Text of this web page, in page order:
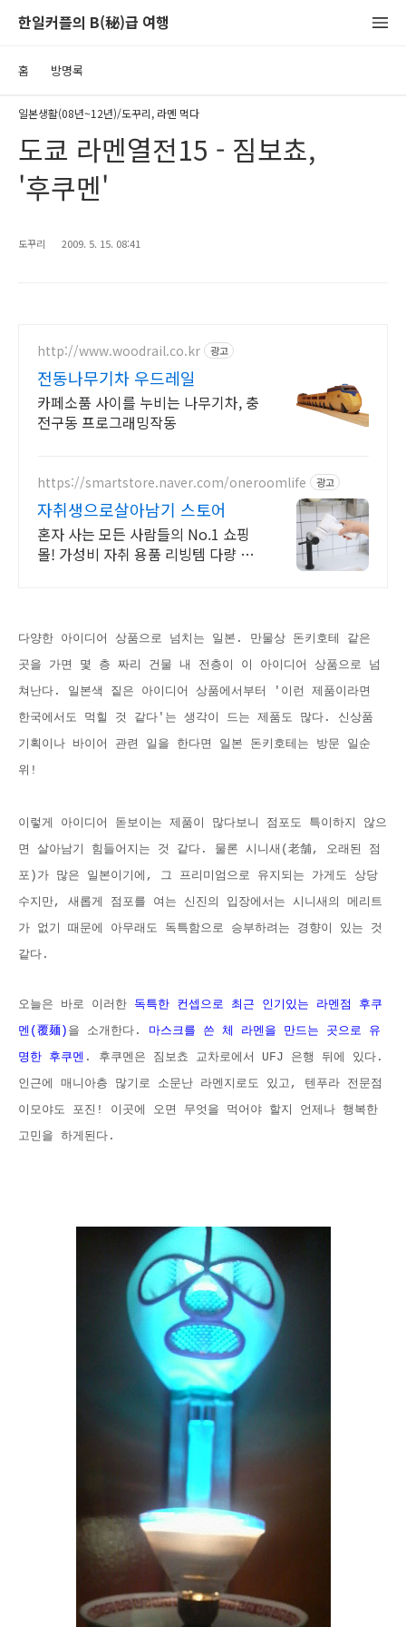
한일커플의 B(秘)급 여행
홈 방명록
일본생활(08년~12년)/도꾸리, 라멘 먹다
도쿄 라멘열전15 - 짐보쵸,
'후쿠멘'
도꾸리 2009. 5. 15. 08:41
http://www.woodrail.co.kr 광고
전동나무기차 우드레일
카페소품 사이를 누비는 나무기차, 충
전구동 프로그래밍작동
https://smartstore.naver.com/oneroomlife 광고
자취생으로살아남기 스토어
혼자 사는 모든 사람들의 No.1 쇼핑
몰! 가성비 자취 용품 리빙템 다량 입
다양한 아이디어 상품으로 넘치는 일본. 만물상 돈키호테 같은
곳을 가면 몇 층 짜리 건물 내 전층이 이 아이디어 상품으로 넘
쳐난다. 일본색 짙은 아이디어 상품에서부터 '이런 제품이라면
한국에서도 먹힐 것 같다'는 생각이 드는 제품도 많다. 신상품
기획이나 바이어 관련 일을 한다면 일본 돈키호테는 방문 일순
위!
이렇게 아이디어 돋보이는 제품이 많다보니 점포도 특이하지 않으
면 살아남기 힘들어지는 것 같다. 물론 시니새( 老舗, 오래된 점
포)가 많은 일본이기에, 그 프리미엄으로 유지되는 가게도 상당
수지만, 새롭게 점포를 여는 신진의 입장에서는 시니새의 메리트
가 없기 때문에 아무래도 독특함으로 승부하려는 경향이 있는 것
같다.
오늘은 바로 이러한 독특한 컨셉으로 최근 인기있는 라멘점 후쿠
멘(覆麺) 을 소개한다. 마스크를 쓴 체 라멘을 만드는 곳으로 유
명한 후쿠멘 . 후쿠멘은 짐보쵸 교차로에서 UFJ 은행 뒤에 있다.
인근에 매니아층 많기로 소문난 라멘지로도 있고, 텐푸라 전문점
이모야도 포진! 이곳에 오면 무엇을 먹어야 할지 언제나 행복한
고민을 하게된다.